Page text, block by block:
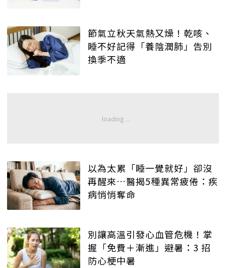
節氣立秋天氣熱又燥！乾咳、
睡不好記得「養陰潤肺」告別
換季不適
以為太累「睡一覺就好」卻沒
再醒來…醫揭5種異常疲倦：疾
病悄悄奪命
別讓高溫引發心血管危機！掌
握「免費＋漸進」避暑：3 招
防心梗中暑